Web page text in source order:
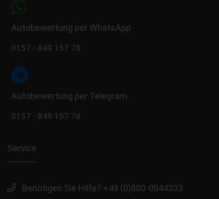
Autobewertung per WhatsApp
0157 - 849 157 78
Autobewertung per Telegram
0157 - 849 157 78
Service
Benötigen Sie Hilfe? +49 (0)800-0044333